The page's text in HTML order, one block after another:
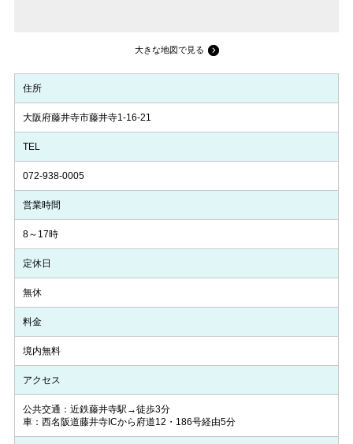
大きな地図で見る
住所
大阪府藤井寺市藤井寺1-16-21
TEL
072-938-0005
営業時間
8～17時
定休日
無休
料金
境内無料
アクセス
公共交通：近鉄藤井寺駅→徒歩3分
車：西名阪道藤井寺ICから府道12・186号経由5分